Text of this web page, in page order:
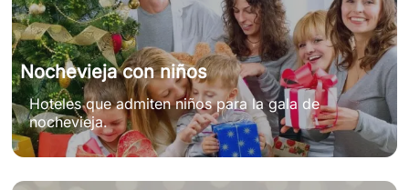
Nochevieja con niños
Hoteles que admiten niños para la gala de
nochevieja.